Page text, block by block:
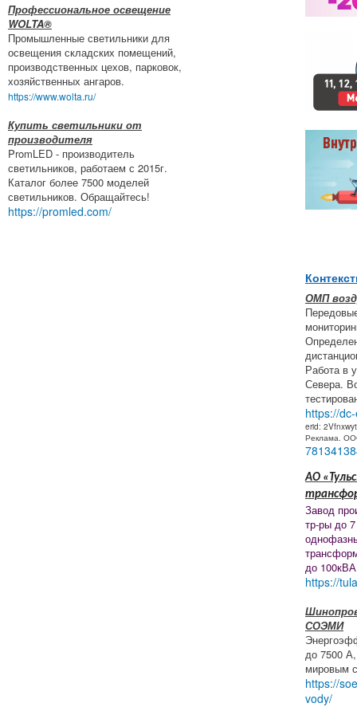
Профессиональное освещение
WOLTA®
Промышленные светильники для
освещения складских помещений,
производственных цехов, парковок,
хозяйственных ангаров.
https://www.wolta.ru/
Купить светильники от
производителя
PromLED - производитель
светильников, работаем с 2015г.
Каталог более 7500 моделей
светильников. Обращайтесь!
https://promled.com/
ОМП
Работа в
Севера.
https://
erid:
Реклама.
АО
Завод
тр-ры до
до
https://
СОЭМИ
до 7500
мировым
https://
vody/